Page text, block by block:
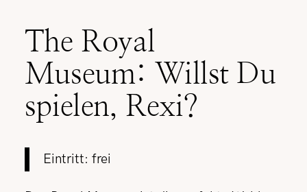
The Royal
Museum: Willst Du
spielen, Rexi?
Eintritt: frei